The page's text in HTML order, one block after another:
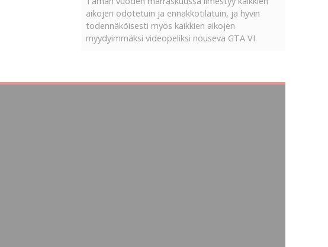
aikojen odotetuin ja ennakkotilatuin, ja hyvin
todennäköisesti myös kaikkien aikojen
myydyimmäksi videopeliksi nouseva GTA VI.